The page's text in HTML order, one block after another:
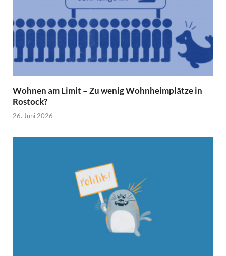
Wohnen am Limit – Zu wenig Wohnheimplätze in
Rostock?
26. Juni 2026